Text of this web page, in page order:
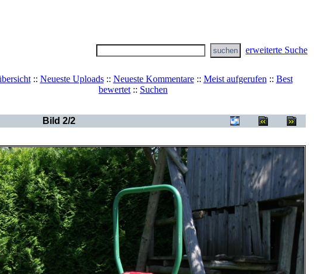
erweiterte Suche
:: Neueste Uploads:: Neueste Kommentare:: Meist aufgerufen :: Best
bewertet :: Suchen
Bild 2/2